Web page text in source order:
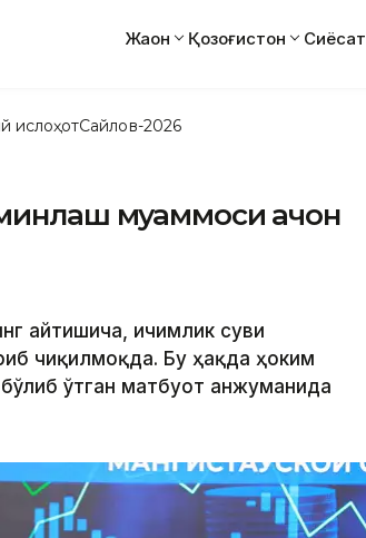
Жаҳон Қозоғистон Сиёсат
ислоҳотСайлов-2026
муаммоси қачон
айтишича, ичимлик суви
чиқилмоқда. Бу ҳақда ҳоким
ўтган матбуот анжуманида